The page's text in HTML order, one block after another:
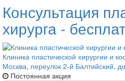
Консультация
хирурга -
Клиника пластической хирургии и
Москва, переулок 2-й Балтийский,
Постоянная акция